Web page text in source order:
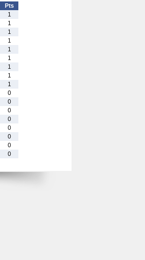
Pts
1
1
1
1
1
1
1
1
1
0
0
0
0
0
0
0
0